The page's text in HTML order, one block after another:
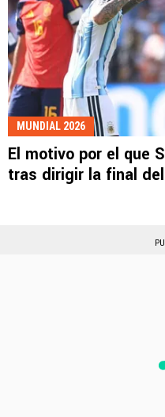
MUNDIAL 2026
El motivo por el que
tras dirigir la final